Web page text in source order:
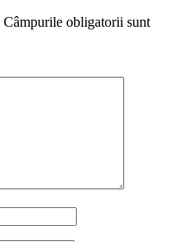
Câmpurile obligatorii sunt